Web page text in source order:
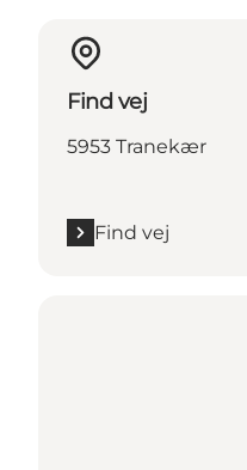
Find vej
5953 Tranekær
Find vej